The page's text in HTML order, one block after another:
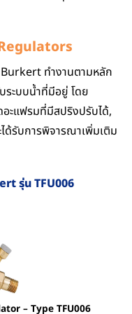
ทำงานตามหลัก
ระบบน้ำที่มีอยู่ โดย
อะแฟรมที่มีสปริงปรับได้,
ด้รับการพิจารณาเพิ่มเติม
รุ่น TFU006
– Type TFU006